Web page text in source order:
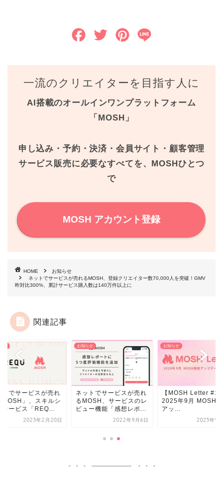
e
b
k
t
t
t
s
e
一流のクリエイターを目指す人に
AI搭載のオールインワンプラットフォーム
「MOSH」
申し込み・予約・決済・会員サイト・顧客管理
サービス販売に必要なすべてを、MOSHひとつ
で
MOSH アカウント登録
HOME
お知らせ
ネットでサービスが売れるMOSH、登録クリエイター数70,000人を突破！GMV
昨対比300%、累計サービス購入数は140万件以上に
関連記事
トでサービスが売れ
MOSH」、スキルシ
サービス「REQ...
2023年2月20日
お知らせ
ネットでサービスが売れ
るMOSH、サービスのレ
ビュー機能「感想レポ...
2022年9月6日
お知らせ
【MOSH Letter
2025年9月 MOSH
アッ...
2025年9